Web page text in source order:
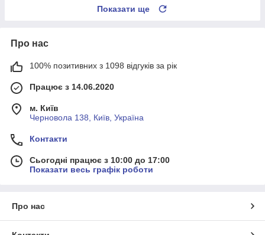
Показати ще
Про нас
100% позитивних з 1098 відгуків за рік
Працює з 14.06.2020
м. Київ
Черновола 138, Київ, Україна
Контакти
Сьогодні працює з 10:00 до 17:00
Показати весь графік роботи
Про нас